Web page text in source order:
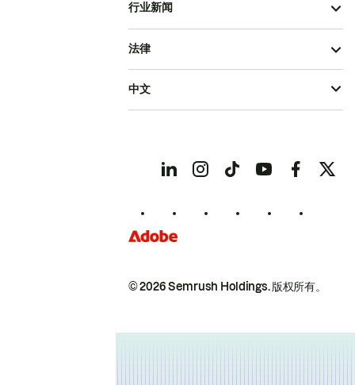
行业新闻
© 2026 Semrush Holdings.版权所有。
法律
中文